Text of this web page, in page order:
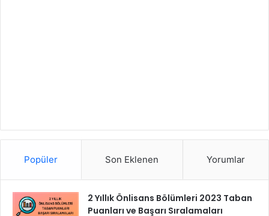
Popüler Son Eklenen Yorumlar
2 Yıllık Önlisans Bölümleri 2023 Taban
Puanları ve Başarı Sıralamaları